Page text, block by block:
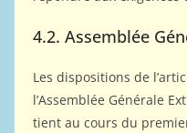
4.2. Assemblée
Les dispositions de
l’Assemblée Générale
tient au cours du